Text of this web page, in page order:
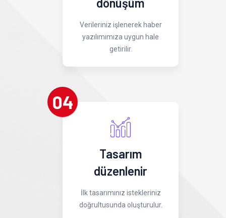
Verileriniz işlenerek haber
yazılımımıza uygun hale
getirilir.
04
Tasarım
düzenlenir
İlk tasarımınız istekleriniz
doğrultusunda oluşturulur.